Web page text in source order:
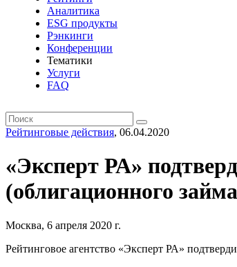
Аналитика
ESG продукты
Рэнкинги
Конференции
Тематики
Услуги
FAQ
Рейтинговые действия, 06.04.2020
«Эксперт РА»
(облигационного
Москва, 6 апреля 2020 г.
Рейтинговое агентство «Эксперт РА»